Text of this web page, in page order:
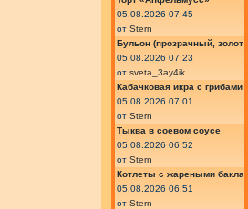
05.08.2026 07:45
от Stern
Бульон (прозрачный,
05.08.2026 07:23
от sveta_3ay4ik
Кабачковая икра с грибами
05.08.2026 07:01
от Stern
Тыква в соевом соусе
05.08.2026 06:52
от Stern
Котлеты с жареными
05.08.2026 06:51
от Stern